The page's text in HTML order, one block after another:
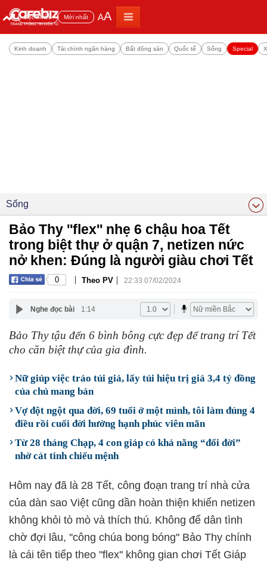
Đọc nhiều Mới nhất AA
Kinh doanh Tài chính ngân hàng Bất động sản Quốc tế Sống Special
Sống
Bảo Thy ''flex'' nhẹ 6 chậu hoa Tết
trong biệt thự ở quận 7, netizen nức
nở khen: Đúng là người giàu chơi Tết
0 | Theo PV | 22:33 07/02/2024
Nghe đọc bài 1:14
Bảo Thy tậu đến 6 bình bông cực đẹp để trang trí Tết
cho căn biệt thự của gia đình.
Nữ giúp việc tráo túi giả, lấy túi hiệu trị giá 3,4 tỷ đồng
của chủ mang bán
Vợ đột ngột qua đời, 69 tuổi ở một mình, tôi làm đúng 4
điều rồi cuối đời hưởng hạnh phúc viên mãn
Từ 28 tháng Chạp, 4 con giáp có khả năng “đổi đời”
nhờ cát tinh chiếu mệnh
Hôm nay đã là 28 Tết, công đoạn trang trí nhà cửa
của dàn sao Việt cũng dần hoàn thiện khiến netizen
không khỏi tò mò và thích thú. Không để dân tình
chờ đợi lâu, ''công chúa bong bóng'' Bảo Thy chính
là cái tên tiếp theo ''flex'' không gian chơi Tết Giáp